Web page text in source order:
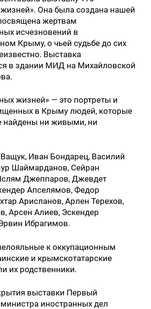
Она была создана нашей
жертвам
исчезновений в
Крыму, о чьей судьбе до сих
Выставка
в здании МИД на Михайловской
жизней» — это портреты и
в Крыму людей, которые
найдены ни живыми, ни
Иван Бондарец, Василий
Шаймарданов, Сейран
Джеппаров, Джевдет
Апселямов, Федор
Арисланов, Арлен Терехов,
Арсен Алиев, Эскендер
Ибрагимов.
к оккупационным
и крымскотатарские
их родственники.
выставки Первый
иностранных дел